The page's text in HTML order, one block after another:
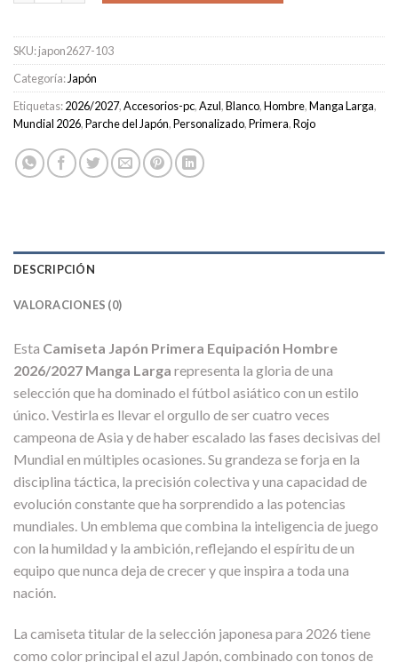
SKU:japon2627-103
Categoría: Japón
Etiquetas:2026/2027,Accesorios-pc,Azul,Blanco,Hombre,Manga Larga,
Mundial 2026,Parche del Japón,Personalizado,Primera,Rojo
DESCRIPCIÓN
VALORACIONES (0)
Esta Camiseta Japón Primera Equipación Hombre
2026/2027 Manga Larga representa la gloria de una
selección que ha dominado el fútbol asiático con un estilo
único. Vestirla es llevar el orgullo de ser cuatro veces
campeona de Asia y de haber escalado las fases decisivas del
Mundial en múltiples ocasiones. Su grandeza se forja en la
disciplina táctica, la precisión colectiva y una capacidad de
evolución constante que ha sorprendido a las potencias
mundiales. Un emblema que combina la inteligencia de juego
con la humildad y la ambición, reflejando el espíritu de un
equipo que nunca deja de crecer y que inspira a toda una
nación.
La camiseta titular de la selección japonesa para 2026 tiene
como color principal el azul Japón, combinado con tonos de